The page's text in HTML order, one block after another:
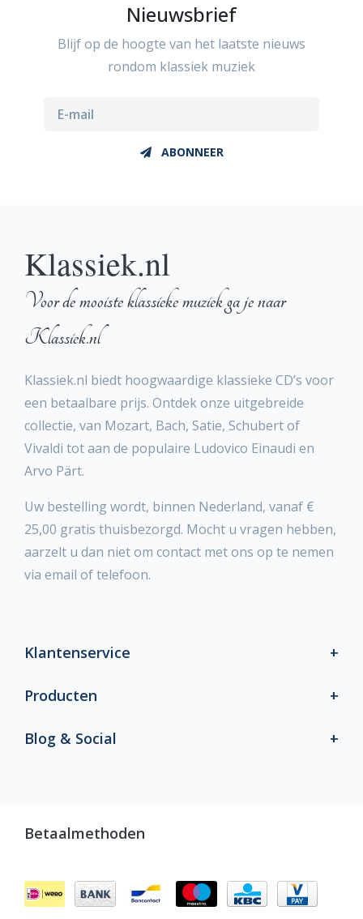
Nieuwsbrief
Blijf op de hoogte van het laatste nieuws
rondom klassiek muziek
ABONNEER
Klassiek.nl
Voor de mooiste klassieke muziek ga je naar
Klassiek.nl
Klassiek.nl biedt hoogwaardige klassieke CD’s voor
een betaalbare prijs. Ontdek onze uitgebreide
collectie, van Mozart, Bach, Satie, Schubert of
Vivaldi tot aan de populaire Ludovico Einaudi en
Arvo Pärt.
Uw bestelling wordt, binnen Nederland, vanaf €
25,00 gratis thuisbezorgd. Mocht u vragen hebben,
aarzelt u dan niet om contact met ons op te nemen
via email of telefoon.
Klantenservice
Producten
Blog & Social
Betaalmethoden